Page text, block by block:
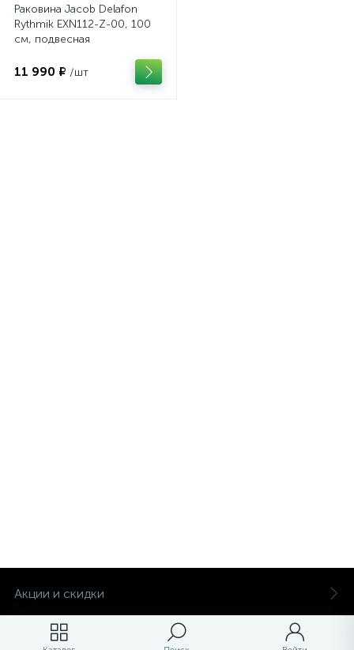
Раковина Jacob Delafon
Rythmik EXN112-Z-00, 100
см, подвесная
11 990 ₽ /шт
Акции и скидки
Бренды